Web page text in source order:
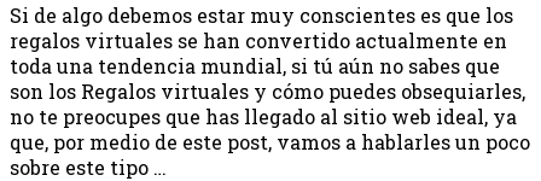
Si de algo debemos estar muy conscientes es que los
regalos virtuales se han convertido actualmente en
toda una tendencia mundial, si tú aún no sabes que
son los Regalos virtuales y cómo puedes obsequiarles,
no te preocupes que has llegado al sitio web ideal, ya
que, por medio de este post, vamos a hablarles un poco
sobre este tipo …